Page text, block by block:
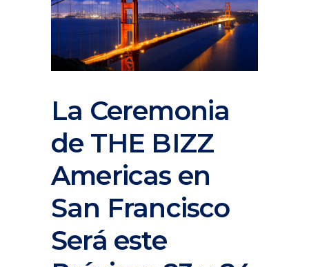
La Ceremonia
de THE BIZZ
Americas en
San Francisco
Será este